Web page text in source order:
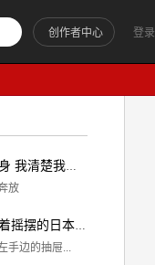
登录
创作者中心